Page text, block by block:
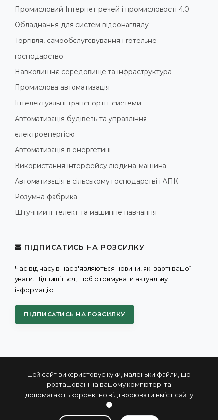
Цей сайт використовує куки, маленьки файли, що
розташовані на вашому компютері та
допомагають корректно відтворювати вміст сайту
Промисловий Інтернет речей і промисловості 4.0
Обладнання для систем відеонагляду
Торгівля, самообслуговування і готельне
господарство
Навколишнє середовище та інфраструктура
Промислова автоматизація
Інтелектуальні транспортні системи
Автоматизація будівель та управління
електроенергією
Автоматизація в енергетиці
Використання інтерфейсу людина-машина
Автоматизація в сільському господарстві і АПК
Розумна фабрика
Штучний інтелект та машинне навчання
ПІДПИСАТИСЬ НА РОЗСИЛКУ
Час від часу в нас з'являються новини, які варті вашої
уваги. Підпишіться, щоб отримувати актуальну
інформацію
ПІДПИСАТИСЬ НА РОЗСИЛКУ
© 2004 - 2026 ПРОКСИС™ - промислові комп'ютери та
системи